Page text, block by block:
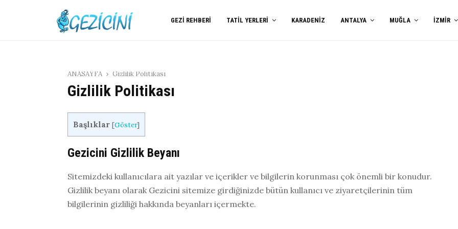
GEZI REHBERI TATIL YERLERI KARADENIZ ANTALYA MUĞLA İZMIR
ANASAYFA Gizlilik Politikası
Gizlilik Politikası
Başlıklar [Göster]
Gezicini Gizlilik Beyanı
Sitemizdeki kullanıcılara ait yazılar ve içerikler ve bilgilerin korunması çok önemli bir konudur.
Gizlilik beyanı olarak Gezicini sitemize girdiğinizde bütün kullanıcı ve ziyaretçilerinin tüm
bilgilerinin gizliliği hakkında beyanları içermekte.